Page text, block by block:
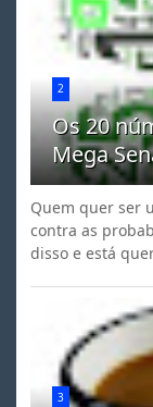
2
Os 20
Mega
Quem quer ser
contra as
disso e está
3